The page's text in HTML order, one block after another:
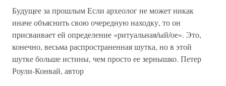
Будущее за прошлым Если археолог не может никак
иначе объяснить свою очередную находку, то он
присваивает ей определение «ритуальная/ый/ое». Это,
конечно, весьма распространенная шутка, но в этой
шутке больше истины, чем просто ее зернышко. Петер
Роули-Конвай, автор